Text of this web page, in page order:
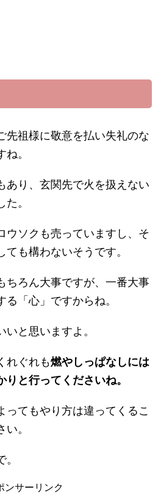
先祖様に敬意を払い失礼のな
。
あり、玄関先で火を扱えない
。
ウソクも売っていますし、そ
ても構わないそうです。
ちろん大事ですが、一番大事
「心」ですからね。
と思いますよ。
れぐれも燃やしっぱなしには
と行ってくださいね。
ってもやり方は違ってくるこ
。
ンサーリンク